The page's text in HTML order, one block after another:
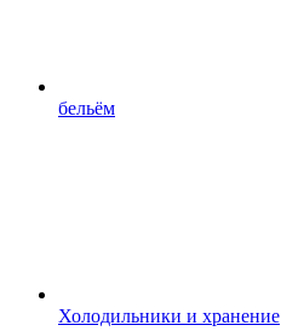
бельём
Холодильники и хранение